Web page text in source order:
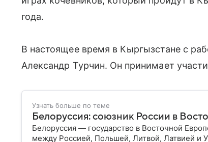
года.
В настоящее время в Кыргызстане с
Александр Турчин. Он принимает
Узнать больше по теме
Белоруссия: союзник России в
Белоруссия — государство в Восточной
между Россией, Польшей, Литвой, Латвией и